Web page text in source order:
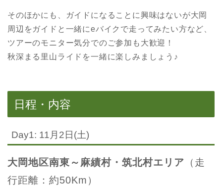
そのほかにも、ガイドになることに興味はないが大岡
周辺をガイドと一緒にeバイクで走ってみたい方など、
ツアーのモニター気分でのご参加も大歓迎！
秋深まる里山ライドを一緒に楽しみましょう♪
日程・内容
Day1: 11月2日(土)
大岡地区南東～麻績村・筑北村エリア （走
行距離：約50Km）